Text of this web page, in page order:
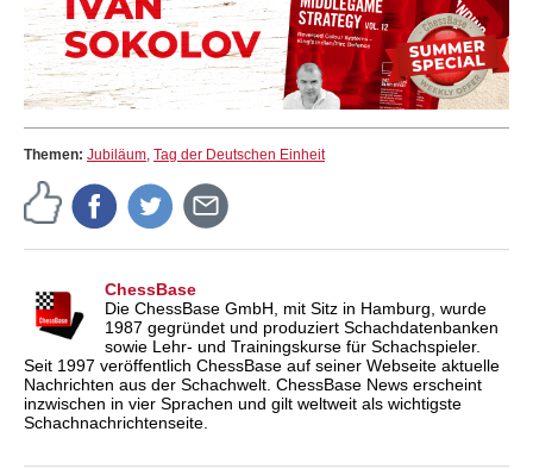
Themen: Jubiläum, Tag der Deutschen Einheit
ChessBase
Die ChessBase GmbH, mit Sitz in Hamburg, wurde
1987 gegründet und produziert Schachdatenbanken
sowie Lehr- und Trainingskurse für Schachspieler.
Seit 1997 veröffentlich ChessBase auf seiner Webseite aktuelle
Nachrichten aus der Schachwelt. ChessBase News erscheint
inzwischen in vier Sprachen und gilt weltweit als wichtigste
Schachnachrichtenseite.